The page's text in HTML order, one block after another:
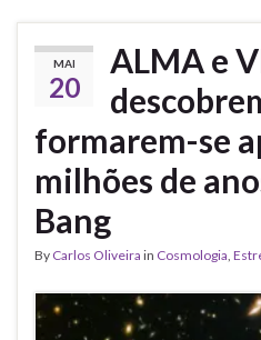
MAI
20
ALMA e
formarem-se
milhões de
Bang
By Carlos Oliveira in Cosmologia,